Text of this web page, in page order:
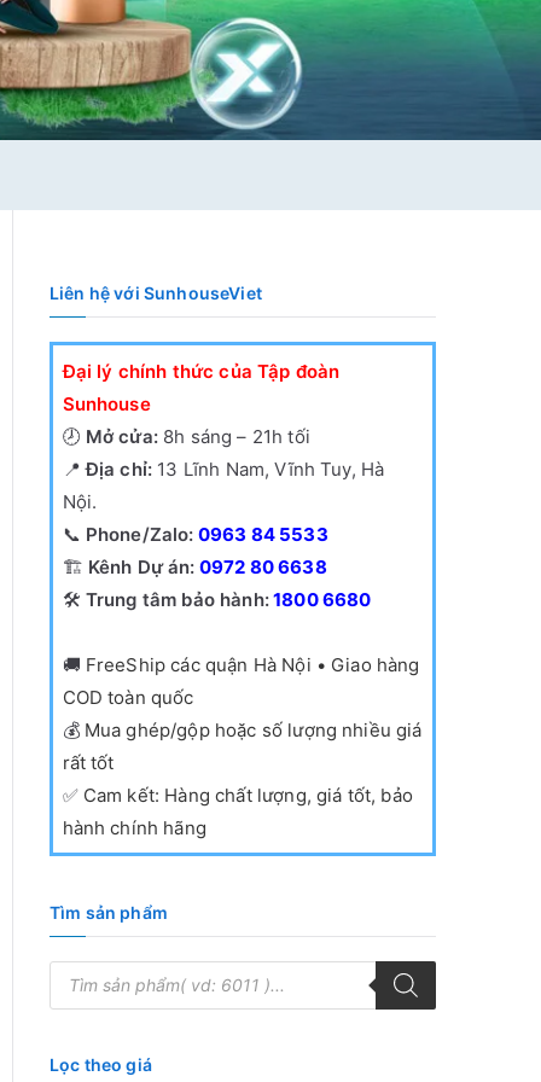
Liên hệ với SunhouseViet
Đại lý chính thức của Tập đoàn
Sunhouse
🕗 Mở cửa:8h sáng – 21h tối
📍Địa chỉ: 13 Lĩnh Nam, Vĩnh Tuy, Hà
Nội.
📞 Phone/Zalo: 0963 84 5533
🏗️ Kênh Dự án: 0972 80 6638
🛠️ Trung tâm bảo hành:1800 6680
🚚 FreeShip các quận Hà Nội • Giao hàng
COD toàn quốc
💰 Mua ghép/gộp hoặc số lượng nhiều giá
rất tốt
✅ Cam kết: Hàng chất lượng, giá tốt, bảo
hành chính hãng
Tìm sản phẩm
T
m
ếLọc theo giá